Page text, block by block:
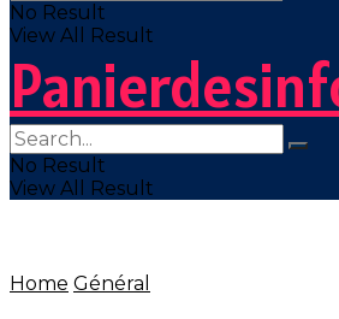
No Result
View All Result
No Result
View All Result
Home Général